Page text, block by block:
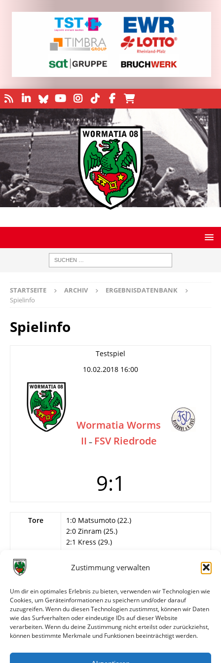
Zustimmung verwalten
Um dir ein optimales Erlebnis zu bieten, verwenden wir Technologien wie
Cookies, um Geräteinformationen zu speichern und/oder darauf
zuzugreifen. Wenn du diesen Technologien zustimmst, können wir Daten
wie das Surfverhalten oder eindeutige IDs auf dieser Website
verarbeiten. Wenn du deine Zustimmung nicht erteilst oder zurückziehst,
können bestimmte Merkmale und Funktionen beeinträchtigt werden.
STARTSEITE ARCHIV
ERGEBNISDATENBANK
Spielinfo
Spielinfo
Testspiel
10.02.2018 16:00
Wormatia Worms
II – FSV Riedrode
9:1
Tore
1:0 Matsumoto (22.)
2:0 Zinram (25.)
2:1 Kress (29.)
4:1 Boateng (51.)
7:1 A. Aslan (69.)
8:1 Boateng (74.)
9:1 Reißmann (83.)